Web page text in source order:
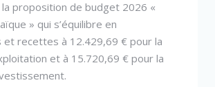
proposition de budget 2026 «
» qui s’équilibre en
et recettes à 12.429,69 € pour la
et à 15.720,69 € pour la